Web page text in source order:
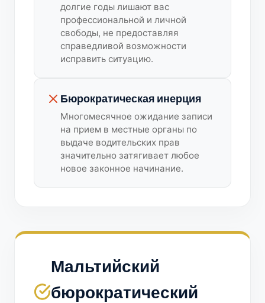
долгие годы лишают вас
профессиональной и личной
свободы, не предоставляя
справедливой возможности
исправить ситуацию.
Бюрократическая инерция
Многомесячное ожидание записи
на прием в местные органы по
выдаче водительских прав
значительно затягивает любое
новое законное начинание.
Мальтийский
бюрократический